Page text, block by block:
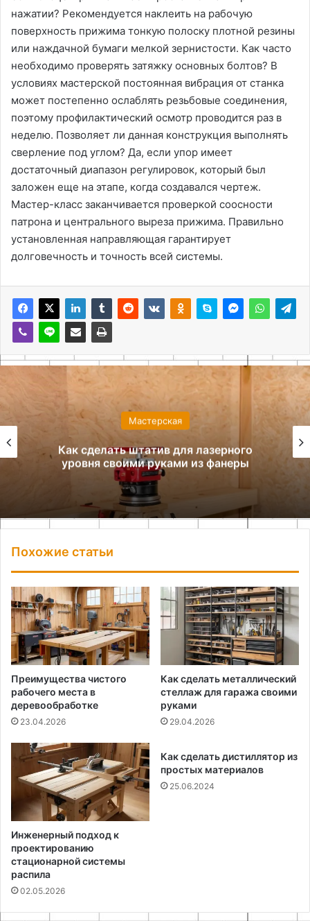
нажатии? Рекомендуется наклеить на рабочую
поверхность прижима тонкую полоску плотной резины
или наждачной бумаги мелкой зернистости. Как часто
необходимо проверять затяжку основных болтов? В
условиях мастерской постоянная вибрация от станка
может постепенно ослаблять резьбовые соединения,
поэтому профилактический осмотр проводится раз в
неделю. Позволяет ли данная конструкция выполнять
сверление под углом? Да, если упор имеет
достаточный диапазон регулировок, который был
заложен еще на этапе, когда создавался чертеж.
Мастер-класс заканчивается проверкой соосности
патрона и центрального выреза прижима. Правильно
установленная направляющая гарантирует
долговечность и точность всей системы.
Мастерская
Как сделать штатив для лазерного
уровня своими руками из фанеры
Похожие статьи
Преимущества чистого
рабочего места в
деревообработке
23.04.2026
Как сделать металлический
стеллаж для гаража своими
руками
29.04.2026
Инженерный подход к
проектированию
стационарной системы
распила
02.05.2026
Как сделать дистиллятор из
простых материалов
25.06.2024